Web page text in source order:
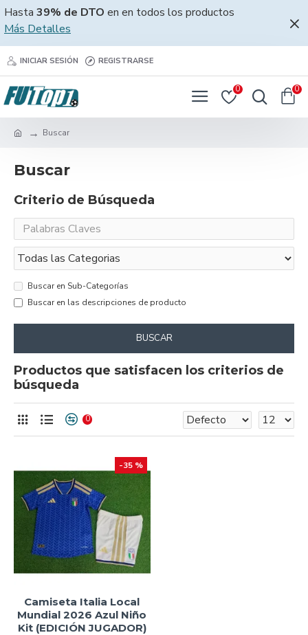
Hasta 39% de DTO en en todos los productos
Más Detalles
INICIAR SESIÓN REGISTRARSE
0 0
Buscar
Buscar
Criterio de Búsqueda
Buscar en Sub-Categorías
Buscar en las descripciones de producto
BUSCAR
Productos que satisfacen los criterios de
búsqueda
0
-35 %
Camiseta Italia Local
Mundial 2026 Azul Niño
Kit (EDICIÓN JUGADOR)